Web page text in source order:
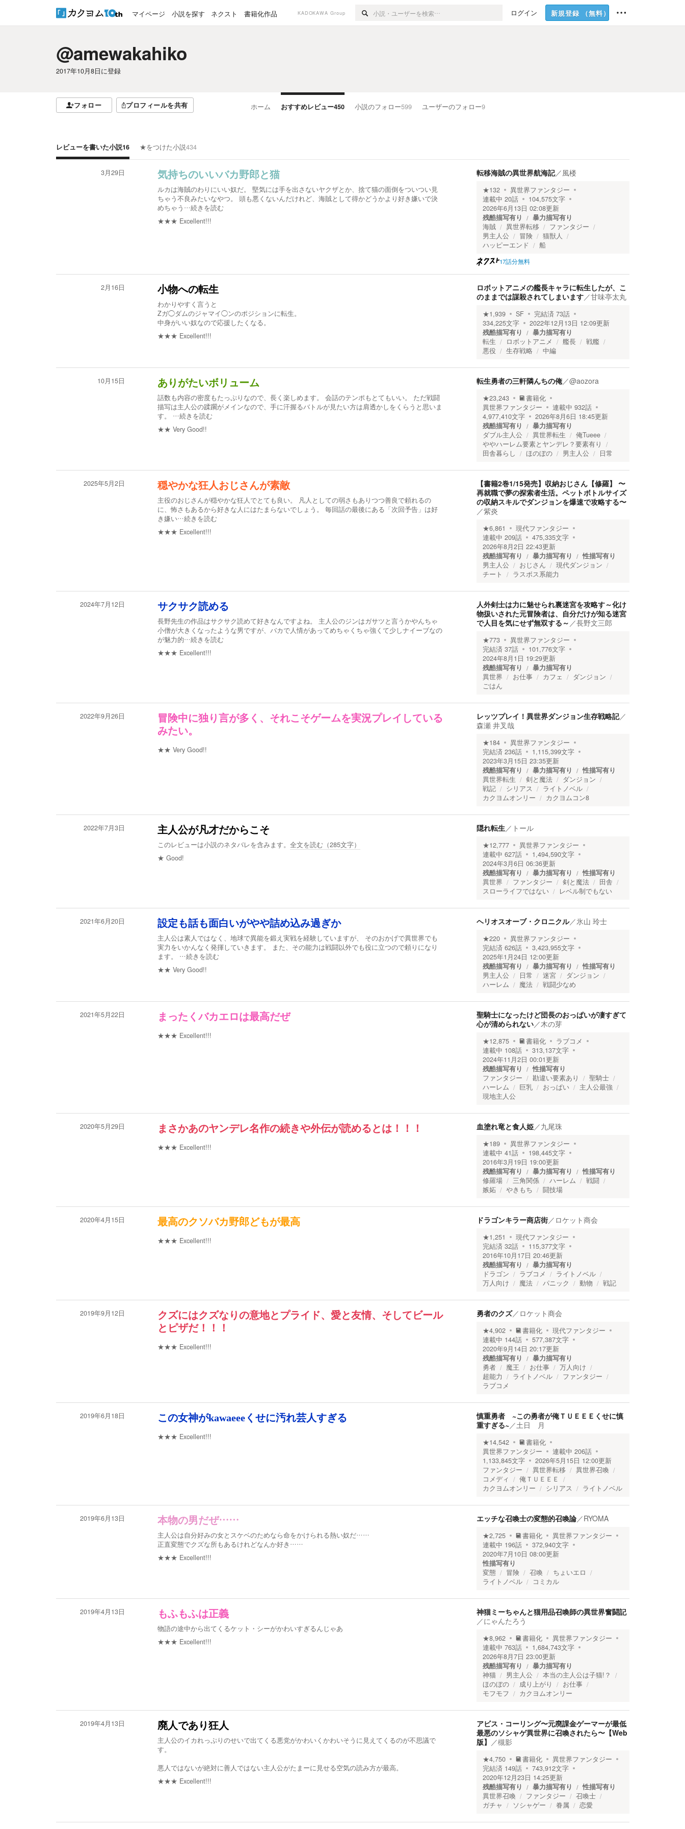
マイページ 小説を探す ネクスト 書籍化作品 KADOKAWA Group ログイン 新規登録 （無料）
@amewakahiko
2017年10月8日に登録
フォロー プロフィールを共有 ホーム おすすめレビュー450 小説のフォロー599 ユーザーのフォロー9
レビューを書いた小説16 ★をつけた小説434
3月29日 気持ちのいいバカ野郎と猫
ルカは海賊のわりにいい奴だ。 堅気には手を出さないヤクザとか、捨て猫の面倒をついつい見
ちゃう不良みたいなやつ。 頭も悪くないんだけれど、海賊として得かどうかより好き嫌いで決
めちゃう …続きを読む
★★★ Excellent!!!
転移海賊の異世界航海記／風楼
★132
異世界ファンタジー
連載中 20話 104,575文字
2026年6月13日 02:08更新
残酷描写有り
暴力描写有り
海賊
異世界転移
ファンタジー
男主人公
冒険
猫獣人
ハッピーエンド
船
17話分無料
2月16日 小物への転生
わかりやすく言うと
Zガ◯ダムのジャマイ◯ンのポジションに転生。
中身がいい奴なので応援したくなる。
★★★ Excellent!!!
ロボットアニメの艦長キャラに転生したが、こ
のままでは謀殺されてしまいます／甘味亭太丸
★1,939 SF 完結済 73話
334,225文字 2022年12月13日 12:09更新
残酷描写有り
暴力描写有り
転生
ロボットアニメ 艦長
戦艦
悪役
生存戦略 中編
10月15日 ありがたいボリューム
話数も内容の密度もたっぷりなので、長く楽しめます。 会話のテンポもとてもいい。 ただ戦闘
描写は主人公の蹂躙がメインなので、手に汗握るバトルが見たい方は肩透かしをくらうと思いま
す。 …続きを読む
★★ Very Good!!
転生勇者の三軒隣んちの俺／@aozora
★23,243
書籍化
異世界ファンタジー
連載中 932話
4,977,410文字 2026年8月6日 18:45更新
残酷描写有り
暴力描写有り
ダブル主人公
異世界転生
俺Tueee
ややハーレム要素とヤンデレ？要素有り
田舎暮らし
ほのぼの 男主人公 日常
2025年5月2日 穏やかな狂人おじさんが素敵
主役のおじさんが穏やかな狂人でとても良い。 凡人としての弱さもありつつ善良で頼れるの
に、怖さもあるから好きな人にはたまらないでしょう。 毎回話の最後にある「次回予告」は好
き嫌い…続きを読む
★★★ Excellent!!!
【書籍2巻1/15発売】収納おじさん【修羅】 〜
再就職で夢の探索者生活。ペットボトルサイズ
の収納スキルでダンジョンを爆速で攻略する〜
／紫炎
★6,861
現代ファンタジー
連載中 209話 475,335文字
2026年8月2日 22:43更新
残酷描写有り
暴力描写有り
性描写有り
男主人公
おじさん
現代ダンジョン
チート
ラスボス系能力
2024年7月12日 サクサク読める
長野先生の作品はサクサク読めて好きなんですよね。 主人公のジンはガサツと言うかやんちゃ
小僧が大きくなったような男ですが、バカで人情があってめちゃくちゃ強くて少しナイーブなの
が魅力的…続きを読む
★★★ Excellent!!!
人外剣士は力に魅せられ裏迷宮を攻略す～化け
物扱いされた元冒険者は、自分だけが知る迷宮
で人目を気にせず無双する～ ／長野文三郎
★773
異世界ファンタジー
完結済 37話 101,776文字
2024年8月1日 19:29更新
残酷描写有り
暴力描写有り
異世界
お仕事 カフェ
ダンジョン
ごはん
2022年9月26日
冒険中に独り言が多く、それこそゲームを実況プレイしている
みたい。
★★ Very Good!!
レッツプレイ！異世界ダンジョン生存戦略記／
森瀬 井叉哉
★184
異世界ファンタジー
完結済 236話 1,115,399文字
2023年3月15日 23:35更新
残酷描写有り
暴力描写有り
性描写有り
異世界転生
剣と魔法
ダンジョン
戦記
シリアス
ライトノベル
カクヨムオンリー
カクヨムコン8
2022年7月3日 主人公が凡才だからこそ
このレビューは小説のネタバレを含みます。 全文を読む（285文字）
★ Good!
隠れ転生／ トール
★12,777
異世界ファンタジー
連載中 627話 1,494,590文字
2024年3月6日 06:36更新
残酷描写有り
暴力描写有り
性描写有り
異世界
ファンタジー 剣と魔法
田舎
スローライフではない
レベル制でもない
2021年6月20日 設定も話も面白いがやや詰め込み過ぎか
主人公は素人ではなく、地球で異能を鍛え実戦を経験していますが、 そのおかげで異世界でも
実力をいかんなく発揮していきます。 また、その能力は戦闘以外でも役に立つので頼りになり
ます。 …続きを読む
★★ Very Good!!
ヘリオスオーブ・クロニクル／氷山 玲士
★220
異世界ファンタジー
完結済 626話 3,423,955文字
2025年1月24日 12:00更新
残酷描写有り
暴力描写有り
性描写有り
男主人公
日常 迷宮
ダンジョン
ハーレム
魔法 戦闘少なめ
2021年5月22日 まったくバカエロは最高だぜ
★★★ Excellent!!!
聖騎士になったけど団長のおっぱいが凄すぎて
心が清められない／木の芽
★12,875 書籍化
ラブコメ
連載中 108話 313,137文字
2024年11月2日 00:01更新
残酷描写有り
性描写有り
ファンタジー
勘違い要素あり
聖騎士
ハーレム
巨乳 おっぱい
主人公最強
現地主人公
2020年5月29日 まさかあのヤンデレ名作の続きや外伝が読めるとは！！！
★★★ Excellent!!!
血塗れ竜と食人姫／九尾珠
★189
異世界ファンタジー
連載中 41話 198,445文字
2016年3月19日 19:00更新
残酷描写有り
暴力描写有り
性描写有り
修羅場
三角関係 ハーレム
戦闘
嫉妬
やきもち 闘技場
2020年4月15日 最高のクソバカ野郎どもが最高
★★★ Excellent!!!
ドラゴンキラー商店街／ ロケット商会
★1,251
現代ファンタジー
完結済 32話 115,377文字
2016年10月17日 20:46更新
残酷描写有り
暴力描写有り
ドラゴン
ラブコメ
ライトノベル
万人向け
魔法 パニック 動物 戦記
2019年9月12日
クズにはクズなりの意地とプライド、愛と友情、そしてビール
とピザだ！！！
★★★ Excellent!!!
勇者のクズ／ ロケット商会
★4,902 書籍化
現代ファンタジー
連載中 144話 577,387文字
2020年9月14日 20:17更新
残酷描写有り
暴力描写有り
勇者
魔王 お仕事
万人向け
超能力
ライトノベル
ファンタジー
ラブコメ
2019年6月18日 この女神がkawaeeeくせに汚れ芸人すぎる
★★★ Excellent!!!
慎重勇者 ~この勇者が俺ＴＵＥＥＥくせに慎
重すぎる~／土日 月
★14,542
書籍化
異世界ファンタジー
連載中 206話
1,133,845文字 2026年5月15日 12:00更新
ファンタジー
異世界転移
異世界召喚
コメディ
俺ＴＵＥＥＥ
カクヨムオンリー
シリアス ライトノベル
2019年6月13日 本物の男だぜ……
主人公は自分好みの女とスケベのためなら命をかけられる熱い奴だ……
正直変態でクズな所もあるけれどなんか好き……
★★★ Excellent!!!
エッチな召喚士の変態的召喚論／RYOMA
★2,725 書籍化
異世界ファンタジー
連載中 196話 372,940文字
2020年7月10日 08:00更新
性描写有り
変態
冒険 召喚
ちょいエロ
ライトノベル
コミカル
2019年4月13日 もふもふは正義
物語の途中から出てくるケット・シーがかわいすぎるんじゃあ
★★★ Excellent!!!
神猫ミーちゃんと猫用品召喚師の異世界奮闘記
／にゃんたろう
★8,962 書籍化
異世界ファンタジー
連載中 763話 1,684,743文字
2026年8月7日 23:00更新
残酷描写有り
暴力描写有り
神猫
男主人公
本当の主人公は子猫!？
ほのぼの
成り上がり
お仕事
モフモフ
カクヨムオンリー
2019年4月13日 廃人であり狂人
主人公のイカれっぷりのせいで出てくる悪党がかわいくかわいそうに見えてくるのが不思議で
す。
悪人ではないが絶対に善人ではない主人公がたまーに見せる空気の読み方が最高。
★★★ Excellent!!!
アビス・コーリング〜元廃課金ゲーマーが最低
最悪のソシャゲ異世界に召喚されたら〜【Web
版】 ／槻影
★4,750 書籍化
異世界ファンタジー
完結済 149話 743,912文字
2020年12月23日 14:25更新
残酷描写有り
暴力描写有り
性描写有り
異世界召喚
ファンタジー
召喚士
ガチャ
ソシャゲー 眷属 恋愛